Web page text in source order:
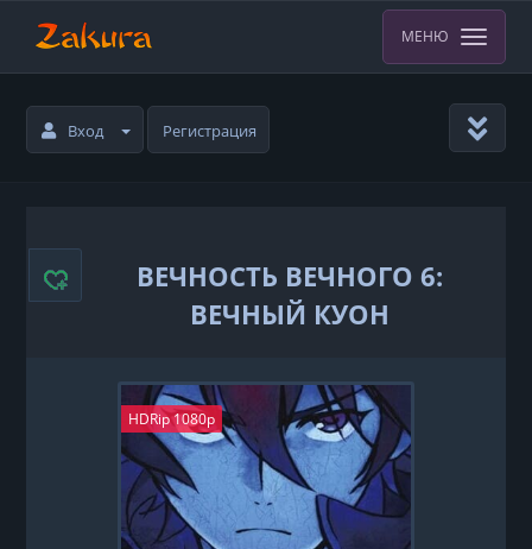
МЕНЮ
Вход Регистрация
ВЕЧНОСТЬ ВЕЧНОГО 6:
ВЕЧНЫЙ КУОН
HDRip 1080p